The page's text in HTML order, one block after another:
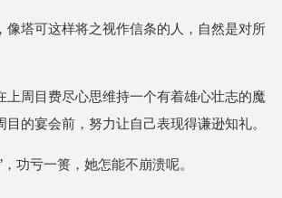
像塔可这样将之视作信条的人，自然是对所
上周目费尽心思维持一个有着雄心壮志的魔
目的宴会前，努力让自己表现得谦逊知礼。
功亏一篑，她怎能不崩溃呢。